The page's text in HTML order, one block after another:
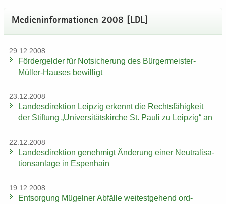
Me­di­en­in­for­ma­tio­nen 2008 [LDL]
29.12.2008
För­der­gel­der für Not­si­che­rung des Bürgermeister-​
Müller-Hauses be­wil­ligt
23.12.2008
Lan­des­di­rek­ti­on Leip­zig er­kennt die Rechts­fä­hig­keit
der Stif­tung „Uni­ver­si­täts­kir­che St. Pauli zu Leip­zig“ an
22.12.2008
Lan­des­di­rek­ti­on ge­neh­migt Än­de­rung einer Neu­tra­li­sa­
ti­ons­an­la­ge in Es­pen­hain
19.12.2008
Ent­sor­gung Mü­gel­ner Ab­fäl­le wei­test­ge­hend ord­